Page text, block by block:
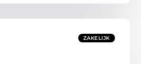
ZAKELIJK